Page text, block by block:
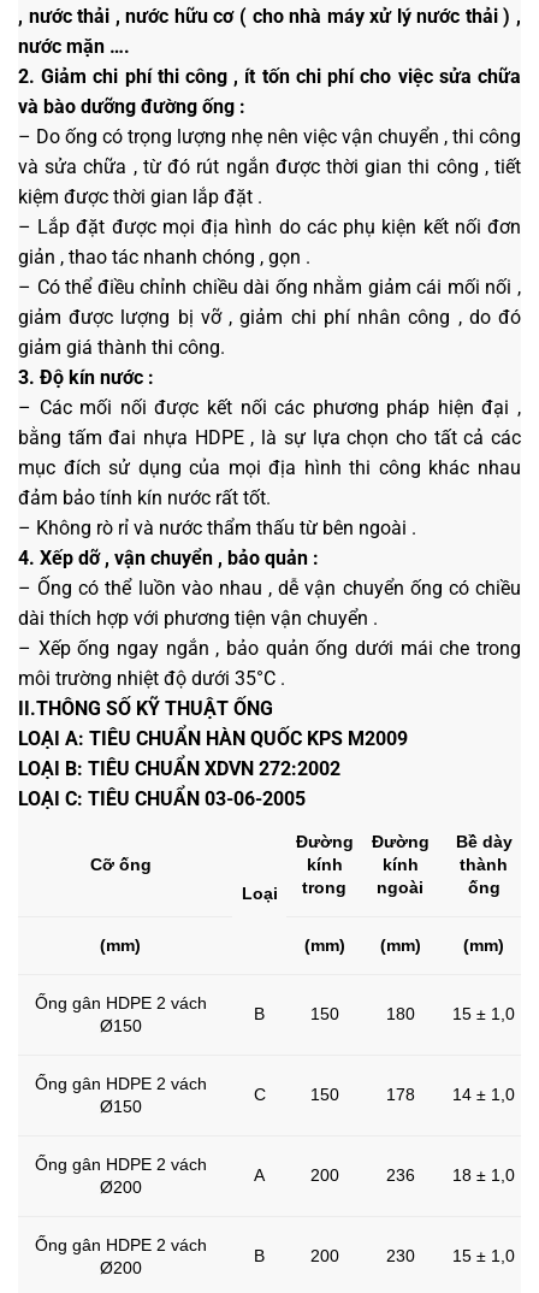
, nước thải , nước hữu cơ ( cho nhà máy xử lý nước thải ) ,
nước mặn ….
2. Giảm chi phí thi công , ít tốn chi phí cho việc sửa chữa
và bào dưỡng đường ống :
– Do ống có trọng lượng nhẹ nên việc vận chuyển , thi công
và sửa chữa , từ đó rút ngắn được thời gian thi công , tiết
kiệm được thời gian lắp đặt .
– Lắp đặt được mọi địa hình do các phụ kiện kết nối đơn
giản , thao tác nhanh chóng , gọn .
– Có thể điều chỉnh chiều dài ống nhằm giảm cái mối nối ,
giảm được lượng bị vỡ , giảm chi phí nhân công , do đó
giảm giá thành thi công.
3. Độ kín nước :
– Các mối nối được kết nối các phương pháp hiện đại ,
bằng tấm đai nhựa HDPE , là sự lựa chọn cho tất cả các
mục đích sử dụng của mọi địa hình thi công khác nhau
đảm bảo tính kín nước rất tốt.
– Không rò rỉ và nước thẩm thấu từ bên ngoài .
4. Xếp dỡ , vận chuyển , bảo quản :
– Ống có thể luồn vào nhau , dễ vận chuyển ống có chiều
dài thích hợp với phương tiện vận chuyển .
– Xếp ống ngay ngắn , bảo quản ống dưới mái che trong
môi trường nhiệt độ dưới 35°C .
II.THÔNG SỐ KỸ THUẬT ỐNG
LOẠI A: TIÊU CHUẨN HÀN QUỐC KPS M2009
LOẠI B: TIÊU CHUẨN XDVN 272:2002
LOẠI C: TIÊU CHUẨN 03-06-2005
Cỡ ống
Loại
Đường
kính
trong
Đường
kính
ngoài
Bề dày
thành
ống
(mm) (mm) (mm) (mm)
Ống gân HDPE 2 vách
Ø150
B 150 180 15 ± 1,0
Ống gân HDPE 2 vách
Ø150
C 150 178 14 ± 1,0
Ống gân HDPE 2 vách
Ø200
A 200 236 18 ± 1,0
Ống gân HDPE 2 vách
Ø200
B 200 230 15 ± 1,0